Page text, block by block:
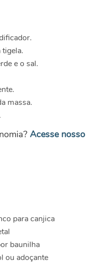
e o sal.
massa.
Acesse nosso
para canjica
baunilha
ou adoçante